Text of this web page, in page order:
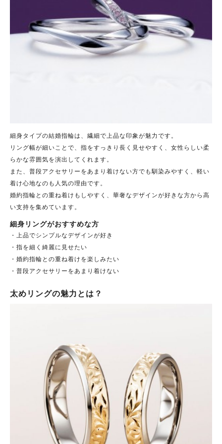
細身タイプの結婚指輪は、繊細で上品な印象が魅力です。
リング幅が細いことで、指をすっきり長く見せやすく、女性らしい柔
らかな雰囲気を演出してくれます。
また、普段アクセサリーをあまり着けない方でも馴染みやすく、軽い
着け心地なのも人気の理由です。
婚約指輪との重ね着けもしやすく、華奢なデザインが好きな方から高
い支持を集めています。
細身リングがおすすめな方
・上品でシンプルなデザインが好き
・指を細く綺麗に見せたい
・婚約指輪との重ね着けを楽しみたい
・普段アクセサリーをあまり着けない
太めリングの魅力とは？